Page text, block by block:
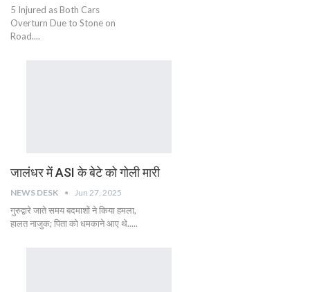
5 Injured as Both Cars
Overturn Due to Stone on
Road....
जालंधर में ASI के बेटे को गोली मारी
NEWS DESK Jun 27, 2025
गुरुद्वारे जाते समय बदमाशों ने किया हमला,
हालत नाजुक; पिता को धमकाने आए थे.....